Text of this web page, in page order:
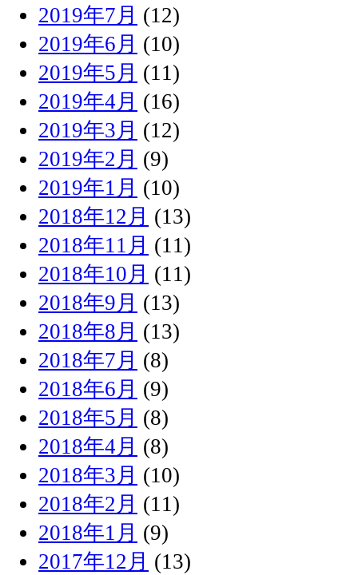
2019年7月 (12)
2019年6月 (10)
2019年5月 (11)
2019年4月 (16)
2019年3月 (12)
2019年2月 (9)
2019年1月 (10)
2018年12月 (13)
2018年11月 (11)
2018年10月 (11)
2018年9月 (13)
2018年8月 (13)
2018年7月 (8)
2018年6月 (9)
2018年5月 (8)
2018年4月 (8)
2018年3月 (10)
2018年2月 (11)
2018年1月 (9)
2017年12月 (13)